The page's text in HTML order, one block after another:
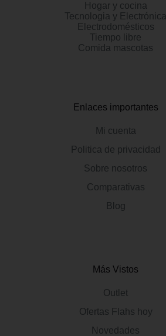
Hogar y cocina
Tecnologia y Electrónica
Electrodomésticos
Tiempo libre
Comida mascotas
Enlaces importantes
Mi cuenta
Politica de privacidad
Sobre nosotros
Comparativas
Blog
Más Vistos
Outlet
Ofertas Flahs hoy
Novedades